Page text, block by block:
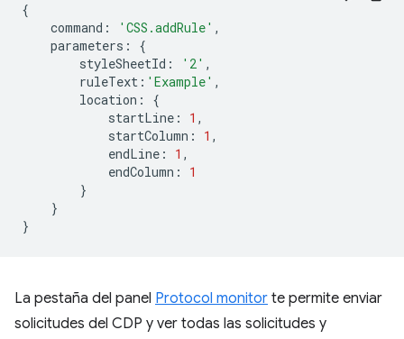
{
command : 'CSS.addRule' ,
parameters :
{
styleSheetId : '2' ,
ruleText : 'Example' ,
location :
{
startLine : 1 ,
startColumn : 1 ,
endLine : 1 ,
endColumn :
1
}
}
}
La pestaña del panel Protocol monitor te permite enviar
solicitudes del CDP y ver todas las solicitudes y